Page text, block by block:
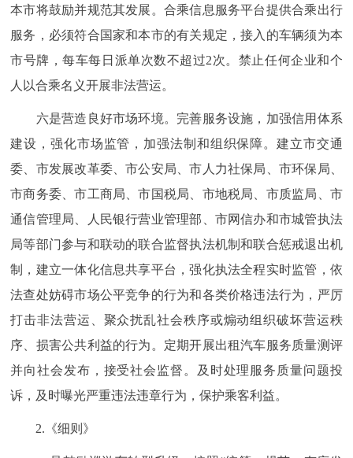
本市将鼓励并规范其发展。合乘信息服务平台提供合乘出行
服务，必须符合国家和本市的有关规定，接入的车辆须为本
市号牌，每车每日派单次数不超过2次。禁止任何企业和个
人以合乘名义开展非法营运。
六是营造良好市场环境。完善服务设施，加强信用体系
建设，强化市场监管，加强法制和组织保障。建立市交通
委、市发展改革委、市公安局、市人力社保局、市环保局、
市商务委、市工商局、市国税局、市地税局、市质监局、市
通信管理局、人民银行营业管理部、市网信办和市城管执法
局等部门参与和联动的联合监督执法机制和联合惩戒退出机
制，建立一体化信息共享平台，强化执法全程实时监管，依
法查处妨碍市场公平竞争的行为和各类价格违法行为，严厉
打击非法营运、聚众扰乱社会秩序或煽动组织破坏营运秩
序、损害公共利益的行为。定期开展出租汽车服务质量测评
并向社会发布，接受社会监督。及时处理服务质量问题投
诉，及时曝光严重违法违章行为，保护乘客利益。
2.《细则》